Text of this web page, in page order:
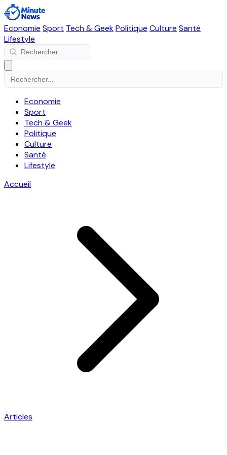
Economie Sport Tech & GeekPolitique Culture Santé
Lifestyle
Economie
Sport
Tech & Geek
Politique
Culture
Santé
Lifestyle
Accueil
Articles